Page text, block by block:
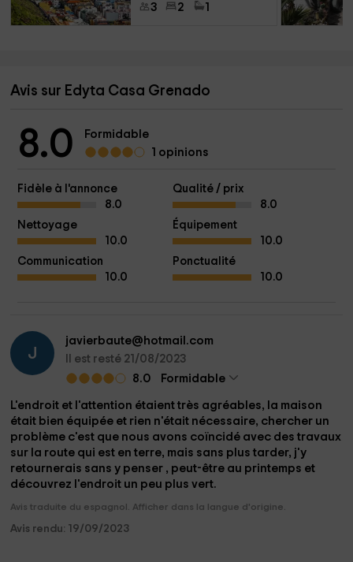
3 2 1
Avis sur Edyta Casa Grenado
8.0
Formidable
1 opinions
Fidèle à l'annonce
8.0
Qualité / prix
8.0
Nettoyage
10.0
Équipement
10.0
Communication
10.0
Ponctualité
10.0
J
javierbaute@hotmail.com
Il est resté 21/08/2023
8.0
Formidable
L'endroit et l'attention étaient très agréables, la maison
était bien équipée et rien n'était nécessaire, chercher un
problème c'est que nous avons coïncidé avec des travaux
sur la route qui est en terre, mais sans plus tarder, j'y
retournerais sans y penser , peut-être au printemps et
découvrez l'endroit un peu plus vert.
Avis traduite du espagnol. Afficher dans la langue d'origine.
Avis rendu: 19/09/2023